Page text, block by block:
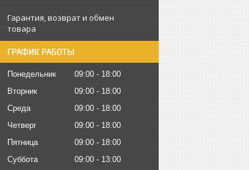
Гарантия, возврат и обмен
товара
ГРАФИК РАБОТЫ
Понедельник 09:00
18:00
Вторник
09:00
18:00
Среда
09:00
18:00
Четверг
09:00
18:00
Пятница
09:00
18:00
Суббота
09:00
13:00